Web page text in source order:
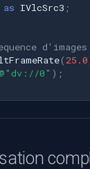
as IVlcSrc3 ;
d'images
( 25.0
@"dv://0" );